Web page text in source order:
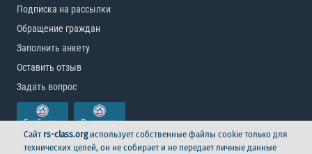
Подписка на рассылки
Обращение граждан
Заполнить анкету
Оставить отзыв
Задать вопрос
Сайт rs-class.orgиспользует собственные файлы cookie только для
технических целей, он не собирает и не передает личные данные